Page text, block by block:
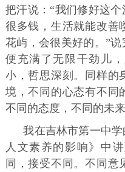
把汗说：“我们修好这
很多钱，生活就能改善
花屿，会很美好的。”说
便充满了无限干劲儿
小，哲思深刻。同样的
境，不同的心态有不同
不同的态度，不同的未来
我在吉林市第一中
人文素养的影响》中
同，接受不同。不同意